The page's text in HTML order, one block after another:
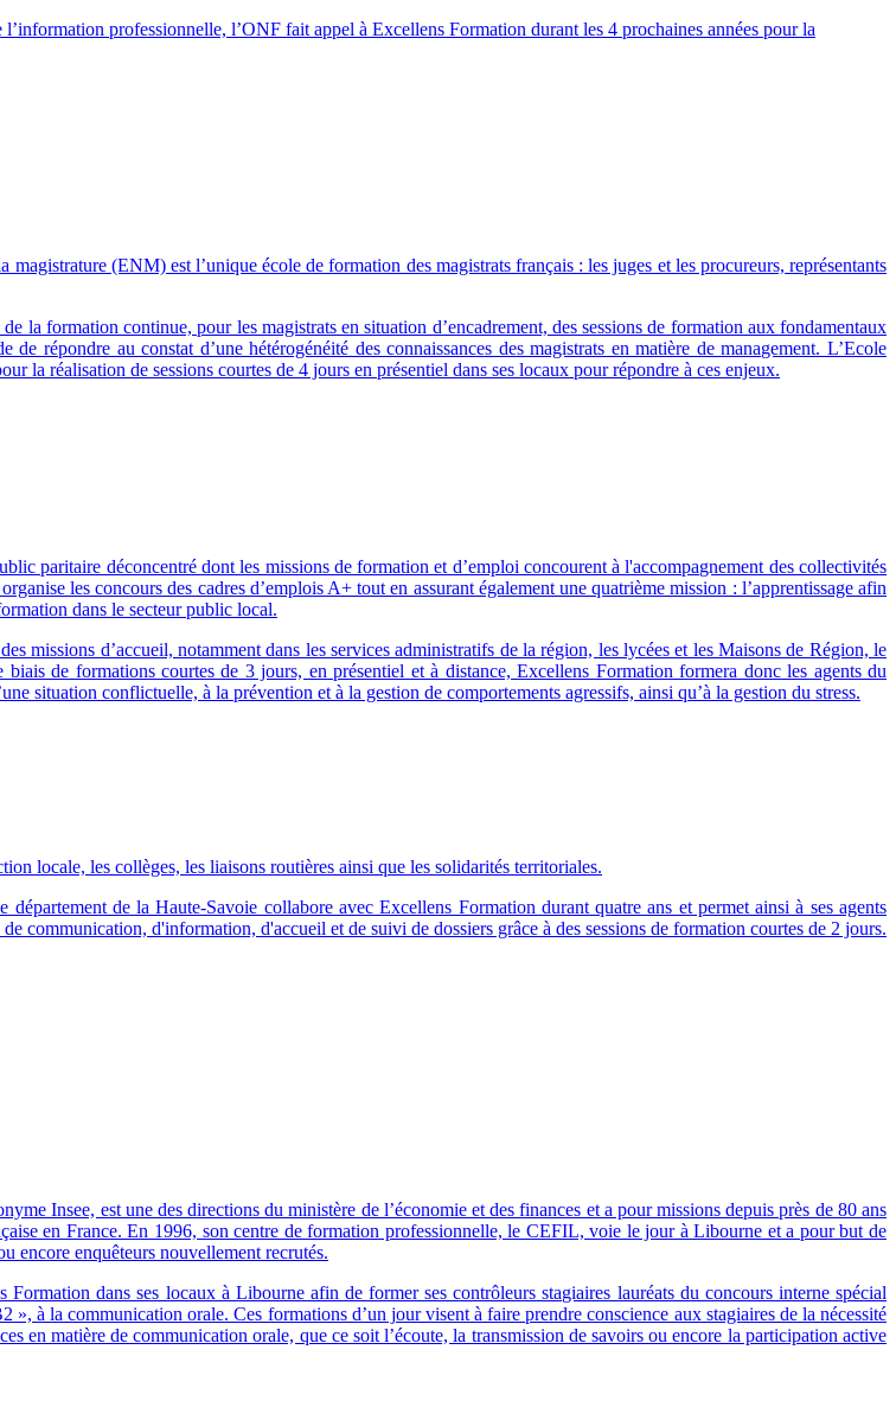
professionnelle, l’ONF fait appel à Excellens Formation durant les 4 prochaines années pour la
(ENM) est l’unique école de formation des magistrats français : les juges et les procureurs, représentants
la formation continue, pour les magistrats en situation d’encadrement, des sessions de formation aux fondamentaux
répondre au constat d’une hétérogénéité des connaissances des magistrats en matière de management. L’Ecole
la réalisation de sessions courtes de 4 jours en présentiel dans ses locaux pour répondre à ces enjeux.
paritaire déconcentré dont les missions de formation et d’emploi concourent à l'accompagnement des collectivités
les concours des cadres d’emplois A+ tout en assurant également une quatrième mission : l’apprentissage afin
dans le secteur public local.
missions d’accueil, notamment dans les services administratifs de la région, les lycées et les Maisons de Région, le
de formations courtes de 3 jours, en présentiel et à distance, Excellens Formation formera donc les agents du
situation conflictuelle, à la prévention et à la gestion de comportements agressifs, ainsi qu’à la gestion du stress.
locale, les collèges, les liaisons routières ainsi que les solidarités territoriales.
de la Haute-Savoie collabore avec Excellens Formation durant quatre ans et permet ainsi à ses agents
communication, d'information, d'accueil et de suivi de dossiers grâce à des sessions de formation courtes de 2 jours.
Insee, est une des directions du ministère de l’économie et des finances et a pour missions depuis près de 80 ans
en France. En 1996, son centre de formation professionnelle, le CEFIL, voie le jour à Libourne et a pour but de
encore enquêteurs nouvellement recrutés.
dans ses locaux à Libourne afin de former ses contrôleurs stagiaires lauréats du concours interne spécial
à la communication orale. Ces formations d’un jour visent à faire prendre conscience aux stagiaires de la nécessité
en matière de communication orale, que ce soit l’écoute, la transmission de savoirs ou encore la participation active